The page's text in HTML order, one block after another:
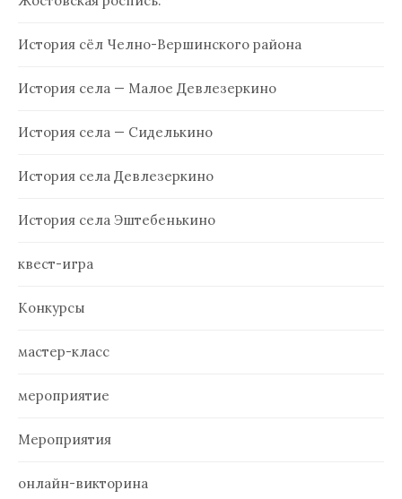
История сёл Челно-Вершинского района
История села — Малое Девлезеркино
История села — Сиделькино
История села Девлезеркино
История села Эштебенькино
квест-игра
Конкурсы
мастер-класс
мероприятие
Мероприятия
онлайн-викторина